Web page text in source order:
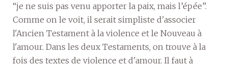
“je ne suis pas venu apporter la paix, mais l’épée”.
Comme on le voit, il serait simpliste d'associer
l'Ancien Testament à la violence et le Nouveau à
l'amour. Dans les deux Testaments, on trouve à la
fois des textes de violence et d'amour. Il faut à